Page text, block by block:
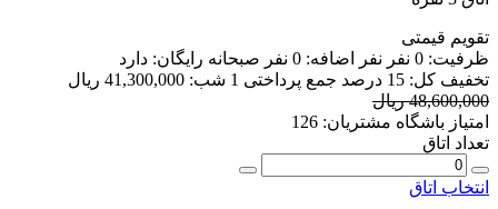
تقویم قیمتی
ظرفیت: 0 نفر نفر اضافه: 0 نفر صبحانه رایگان: دارد
تخفیف کل: 15 درصد جمع پرداختی 1 شب:
41,300,000 ریال
48,600,000 ریال
امتیاز باشگاه مشتریان: 126
تعداد اتاق
انتخاب اتاق